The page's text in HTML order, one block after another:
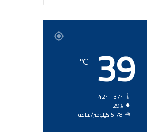
39
℃
29%
5.78 كيلومتر/ساعة